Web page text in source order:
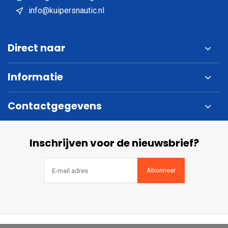
info@kuipersnautic.nl
Direct naar
Informatie
Contactgegevens
Inschrijven voor de nieuwsbrief?
Abonneer